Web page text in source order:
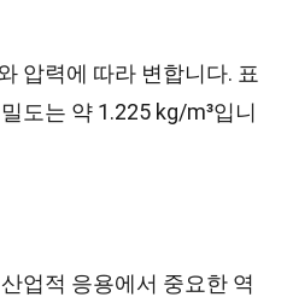
압력에 따라 변합니다. 표
도는 약 1.225 kg/m³입니
업적 응용에서 중요한 역